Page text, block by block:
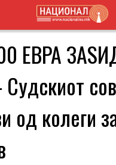
ЕВРА
од колеги